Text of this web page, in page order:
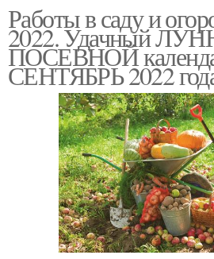
Работы в саду и
2022. Удачный
ПОСЕВНОЙ
СЕНТЯБРЬ 2022